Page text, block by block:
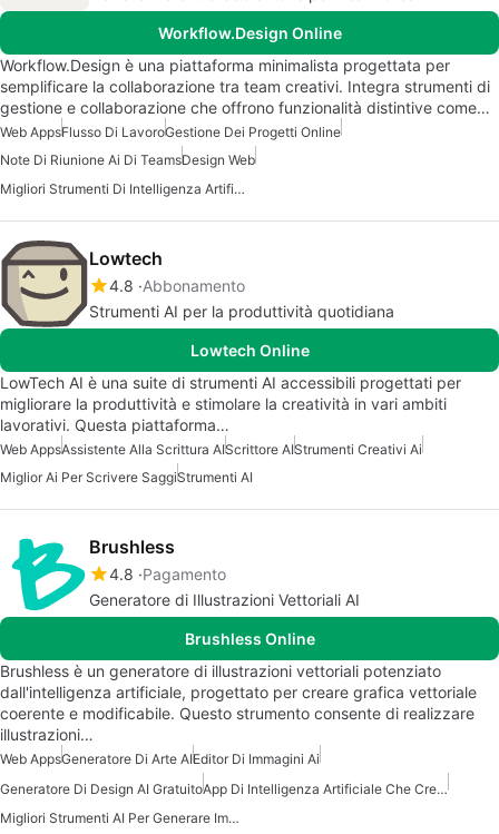
Workflow.Design Online
Workflow.Design è una piattaforma minimalista progettata per
semplificare la collaborazione tra team creativi. Integra strumenti di
gestione e collaborazione che offrono funzionalità distintive come…
Web AppsFlusso Di LavoroGestione Dei Progetti Online
Note Di Riunione Ai Di TeamsDesign Web
Migliori Strumenti Di Intelligenza Artificiale Per Il Lavoro
Lowtech
4.8 Abbonamento
Strumenti AI per la produttività quotidiana
Lowtech Online
LowTech AI è una suite di strumenti AI accessibili progettati per
migliorare la produttività e stimolare la creatività in vari ambiti
lavorativi. Questa piattaforma…
Web AppsAssistente Alla Scrittura AIScrittore AIStrumenti Creativi Ai
Miglior Ai Per Scrivere SaggiStrumenti AI
Brushless
4.8 Pagamento
Generatore di Illustrazioni Vettoriali AI
Brushless Online
Brushless è un generatore di illustrazioni vettoriali potenziato
dall'intelligenza artificiale, progettato per creare grafica vettoriale
coerente e modificabile. Questo strumento consente di realizzare
illustrazioni…
Web AppsGeneratore Di Arte AIEditor Di Immagini Ai
Generatore Di Design AI Gratuito
App Di Intelligenza Artificiale Che Crea Immagini
Migliori Strumenti AI Per Generare Immagini